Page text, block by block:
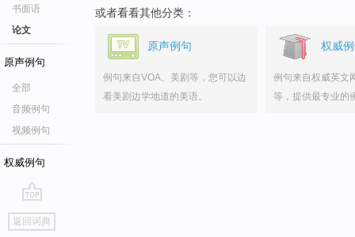
书面语
论文
原声例句
全部
音频例句
视频例句
权威例句
go
top
返回词典
或者看看其他分类：
原声例句
例句来自VOA、美剧等，您可以边
看美剧边学地道的美语。
权威
例句来自权威英文
等，提供最专业的